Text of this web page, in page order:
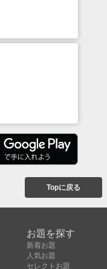
Topに戻る
お題を探す
新着お題
人気お題
セレクトお題